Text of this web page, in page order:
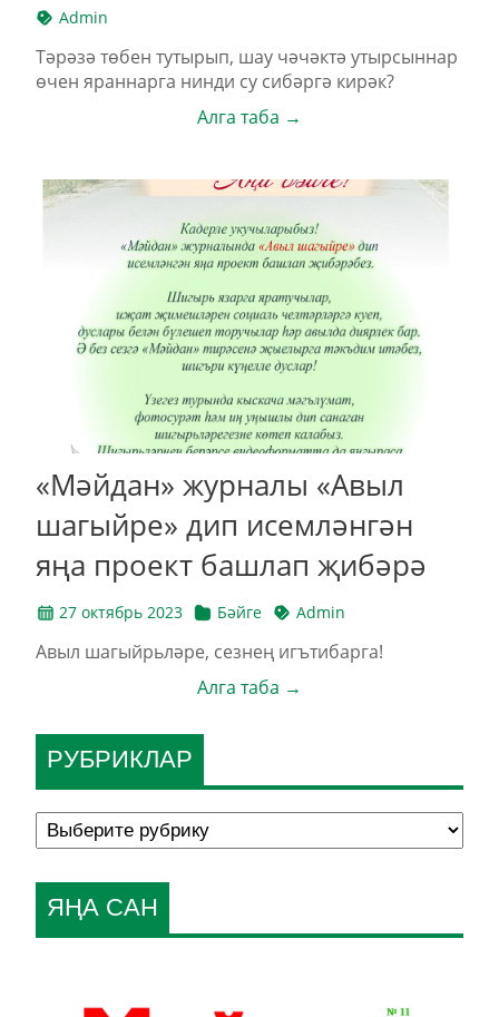
Admin
Тәрәзә төбен тутырып, шау чәчәктә утырсыннар
өчен яраннарга нинди су сибәргә кирәк?
Алга таба →
«Мәйдан» журналы «Авыл
шагыйре» дип исемләнгән
яңа проект башлап җибәрә
27 октябрь 2023 Бәйге Admin
Авыл шагыйрьләре, сезнең игътибарга!
Алга таба →
РУБРИКЛАР
ЯҢА САН